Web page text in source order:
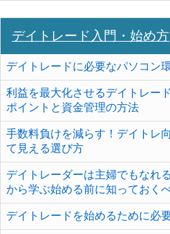
デイトレード入門・始め方
デイトレードに必要なパソコン
利益を最大化させるデイトレー
ポイントと資金管理の方法
手数料負けを減らす！デイトレ
て見える選び方
デイトレーダーは主婦でもなれ
から学ぶ始める前に知っておく
デイトレードを始めるために必